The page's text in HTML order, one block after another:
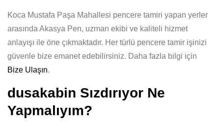
Koca Mustafa Paşa Mahallesi pencere tamiri yapan yerler
arasında Akasya Pen, uzman ekibi ve kaliteli hizmet
anlayışı ile öne çıkmaktadır. Her türlü pencere tamir işinizi
güvenle bize emanet edebilirsiniz. Daha fazla bilgi için
Bize Ulaşın.
dusakabin Sızdırıyor Ne
Yapmalıyım?